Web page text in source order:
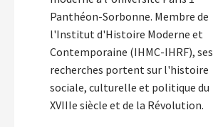
Panthéon-Sorbonne. Membre de
l'Institut d'Histoire Moderne et
Contemporaine (IHMC-IHRF), ses
recherches portent sur l'histoire
sociale, culturelle et politique du
XVIIIe siècle et de la Révolution.